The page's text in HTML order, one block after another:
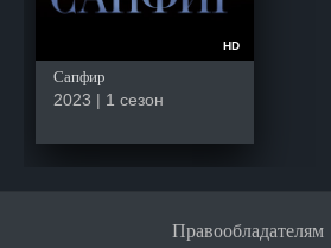
HD
Сапфир
2023 | 1 сезон
Правообладателям